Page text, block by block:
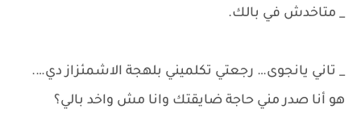
_ متاخدش في بالك.
_ تاني يانجوى… رجعتي تكلميني بلهجة الاشمئزاز دي….
هو أنا صدر مني حاجة ضايقتك وانا مش واخد بالي؟